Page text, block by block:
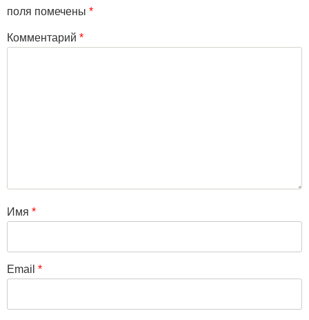
поля помечены *
Комментарий *
Имя *
Email *